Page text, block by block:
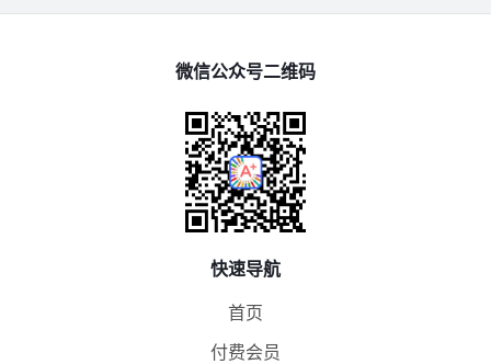
微信公众号二维码
快速导航
首页
付费会员